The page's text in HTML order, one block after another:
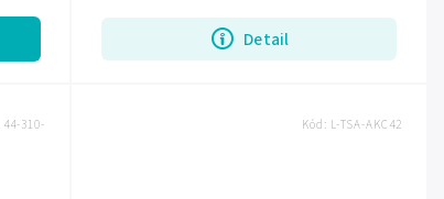
Detail
44-310- Kód: L-TSA-AKC42